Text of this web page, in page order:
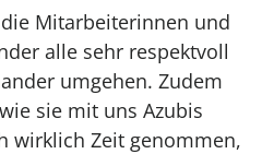
Mitarbeiterinnen und
alle sehr respektvoll
umgehen. Zudem
sie mit uns Azubis
wirklich Zeit genommen,